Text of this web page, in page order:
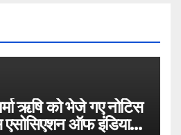
ऋषि को भेजे गए नोटिस
एसोसिएशन ऑफ इंडिया